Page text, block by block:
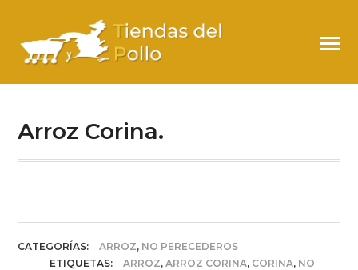
ARROZ CORINA.
Arroz Corina.
CATEGORÍAS: ARROZ, NO PERECEDEROS
ETIQUETAS:
ARROZ,ARROZ CORINA, CORINA, NO